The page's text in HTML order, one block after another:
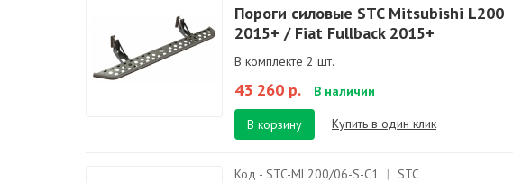
Пороги силовые STC Mitsubishi L200
2015+ / Fiat Fullback 2015+
В комплекте 2 шт.
43 260 р. В наличии
В корзину Купить в один клик
Код - STC-ML200/06-S-C1 | STC